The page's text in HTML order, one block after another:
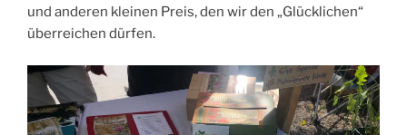
und anderen kleinen Preis, den wir den „Glücklichen“
überreichen dürfen.